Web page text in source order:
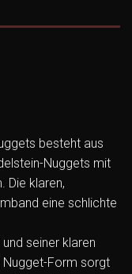
besteht aus
Nuggets mit
Die klaren,
eine schlichte
seiner klaren
Nugget-Form sorgt